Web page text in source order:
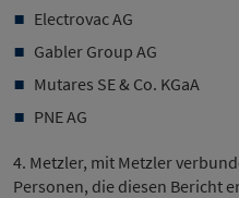
Electrovac AG
Gabler Group AG
Mutares SE & Co. KGaA
PNE AG
4. Metzler, mit Metzler
Personen, die diesen Bericht